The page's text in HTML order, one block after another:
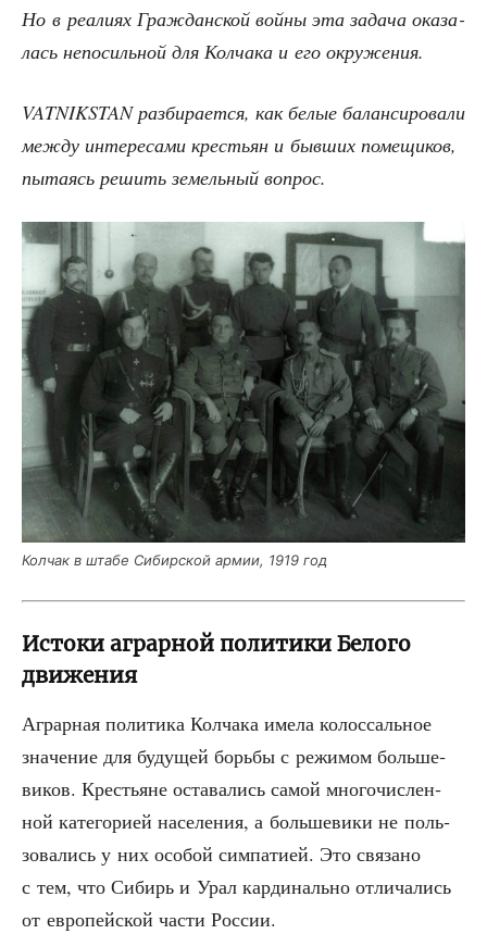
Но в реа­ли­ях Граж­дан­ской вой­ны эта зада­ча ока­за­
лась непо­силь­ной для Кол­ча­ка и его окружения.
VATNIKSTAN раз­би­ра­ет­ся, как белые балан­си­ро­ва­ли
меж­ду инте­ре­са­ми кре­стьян и быв­ших поме­щи­ков,
пыта­ясь решить земель­ный вопрос.
Кол­чак в шта­бе Сибир­ской армии, 1919 год
Истоки аграрной политики Белого
движения
Аграр­ная поли­ти­ка Кол­ча­ка име­ла колос­саль­ное
зна­че­ние для буду­щей борь­бы с режи­мом боль­ше­
ви­ков. Кре­стьяне оста­ва­лись самой мно­го­чис­лен­
ной кате­го­ри­ей насе­ле­ния, а боль­ше­ви­ки не поль­
зо­ва­лись у них осо­бой сим­па­ти­ей. Это свя­за­но
с тем, что Сибирь и Урал кар­ди­наль­но отли­ча­лись
от евро­пей­ской части России.